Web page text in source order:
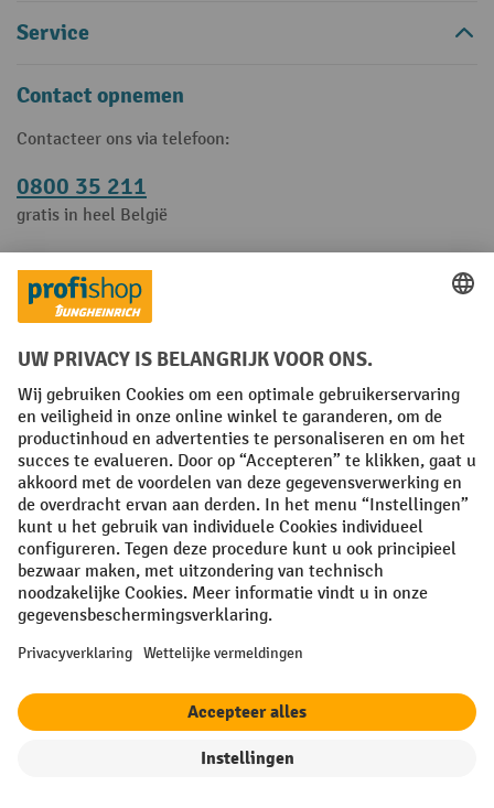
Sorteren op
Service
Contact opnemen
Contacteer ons via telefoon:
0800 35 211
gratis in heel België
contactformulier
Herroepingsrecht
Uw professionele voordelen
Gratis verzending vanaf € 50
Veilige gegevensbescherming
Persoonlijk aankoopadvies
Betaalmethoden
Creditcard (Master)Creditcard (Visa)Op rekening